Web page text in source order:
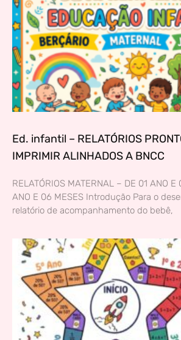
Ed. infantil – RELATÓRIOS
IMPRIMIR ALINHADOS A BNCC
RELATÓRIOS MATERNAL – DE 01 ANO E
ANO E 06 MESES Introdução Para o
relatório de acompanhamento do bebê,